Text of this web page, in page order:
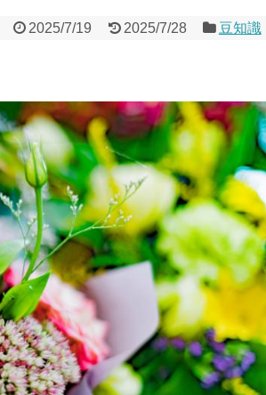
2025/7/19 2025/7/28 豆知識